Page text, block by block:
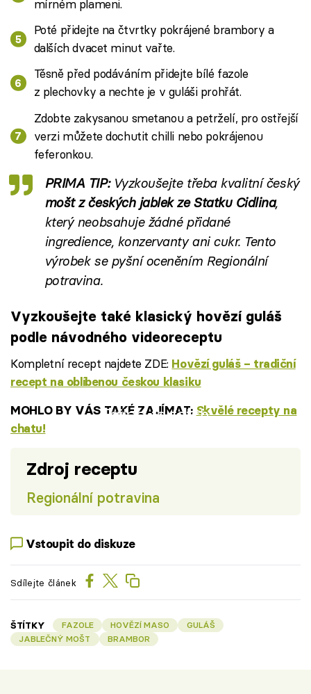
mírném plameni.
Poté přidejte na čtvrtky pokrájené brambory a
dalších dvacet minut vařte.
Těsně před podáváním přidejte bílé fazole
z plechovky a nechte je v guláši prohřát.
Zdobte zakysanou smetanou a petrželí, pro ostřejší
verzi můžete dochutit chilli nebo pokrájenou
feferonkou.
PRIMA TIP:Vyzkoušejte třeba kvalitní český
mošt z českých jablek ze Statku Cidlina,
který neobsahuje žádné přidané
ingredience, konzervanty ani cukr. Tento
výrobek se pyšní oceněním Regionální
potravina.
Vyzkoušejte také klasický hovězí guláš
podle návodného videoreceptu
Kompletní recept najdete ZDE: Hovězí guláš – tradiční
recept na oblíbenou českou klasiku
Failed to fetch
MOHLO BY VÁS TAKÉ ZAJÍMAT: Skvělé recepty na
chatu!
Zdroj receptu
Regionální potravina
Vstoupit do diskuze
Sdílejte článek
ŠTÍTKY FAZOLE HOVĚZÍ MASO
GULÁŠ
JABLEČNÝ MOŠT
BRAMBOR